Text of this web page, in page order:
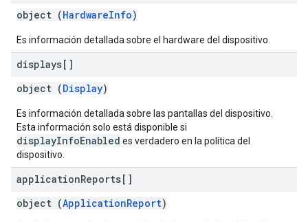
object (HardwareInfo)
Es información detallada sobre el hardware del dispositivo.
displays[]
object (Display)
Es información detallada sobre las pantallas del dispositivo.
Esta información solo está disponible si
displayInfoEnabled es verdadero en la política del
dispositivo.
applicationReports[]
object (ApplicationReport)